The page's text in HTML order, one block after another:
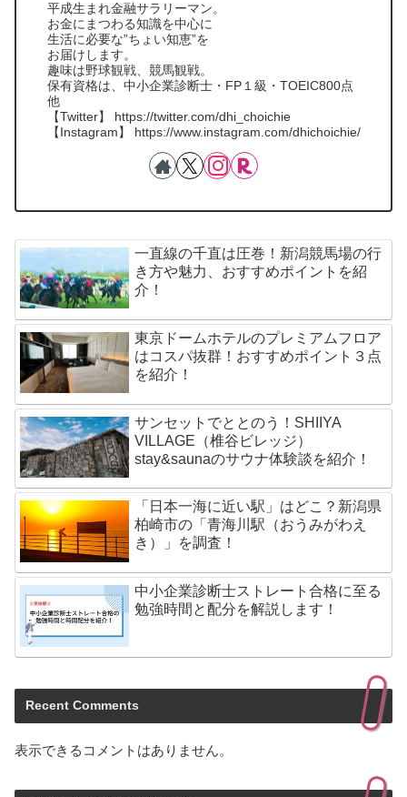
平成生まれ金融サラリーマン。
お金にまつわる知識を中心に
生活に必要な”ちょい知恵”を
お届けします。
趣味は野球観戦、競馬観戦。
保有資格は、中小企業診断士・FP１級・TOEIC800点
他
【Twitter】 https://twitter.com/dhi_choichie
【Instagram】 https://www.instagram.com/dhichoichie/
一直線の千直は圧巻！新潟競馬場の行
き方や魅力、おすすめポイントを紹
介！
東京ドームホテルのプレミアムフロア
はコスパ抜群！おすすめポイント３点
を紹介！
サンセットでととのう！SHIIYA
VILLAGE（椎谷ビレッジ）
stay&saunaのサウナ体験談を紹介！
「日本一海に近い駅」はどこ？新潟県
柏崎市の「青海川駅（おうみがわえ
き）」を調査！
中小企業診断士ストレート合格に至る
勉強時間と配分を解説します！
Recent Comments
表示できるコメントはありません。